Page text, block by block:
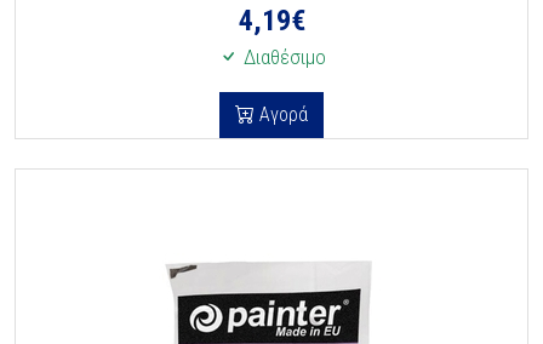
4,19€
Διαθέσιμο
Αγορά